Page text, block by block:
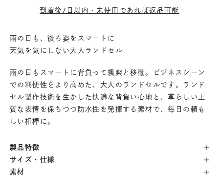
丸の内店 - 在庫 -△
渋谷店- 在庫 -△
六本木店- 在庫 -△
自由が丘店
到着後7日以内・未使用であれば返品可能
雨の日も、後ろ姿をスマートに
天気を気にしない大人ランドセル
雨の日もスマートに背負って颯爽と移動。ビジネスシーン
での利便性をより高めた、大人のランドセルです。ランド
セル製作技術を生かした快適な背負い心地と、革らしい上
質な表情を保ちつつ防水性を発揮する素材で、毎日の頼も
しい相棒に。
製品特徴
サイズ・仕様
素材